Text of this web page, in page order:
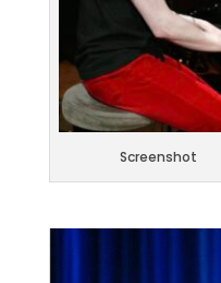
Screenshot